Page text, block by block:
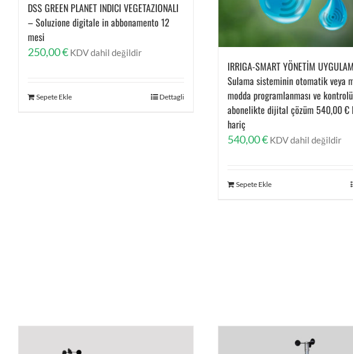
DSS GREEN PLANET INDICI VEGETAZIONALI
– Soluzione digitale in abbonamento 12
mesi
250,00€ KDV dahil değildir
Sepete Ekle Dettagli
IRRIGA-SMART YÖNETİM
Sulama sisteminin otomatik veya
modda programlanması ve
abonelikte dijital çözüm 540,00 €
hariç
540,00€ KDV dahil değildir
Sepete Ekle